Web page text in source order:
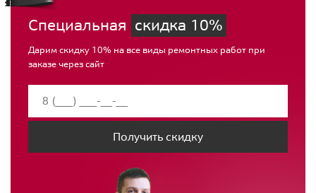
Специальная скидка 10%
Дарим скидку 10% на все виды ремонтных работ при
заказе через сайт
Получить скидку